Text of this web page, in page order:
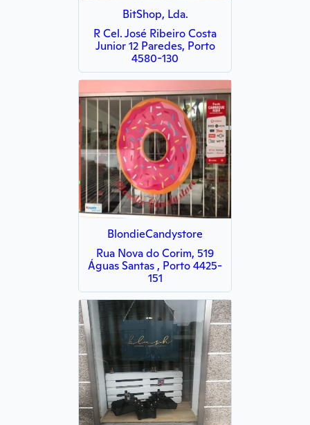
BitShop, Lda.
R Cel. José Ribeiro Costa
Junior 12 Paredes, Porto
4580-130
BlondieCandystore
Rua Nova do Corim, 519
Águas Santas , Porto 4425-
151